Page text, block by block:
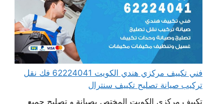
فني تكييف مركزي هندي الكويت 62224041 فك نقل
تركيب صيانة تصليح تكييف سنترال
تكييف مركزي الكويت المختص بصيانة و تصليح جميع